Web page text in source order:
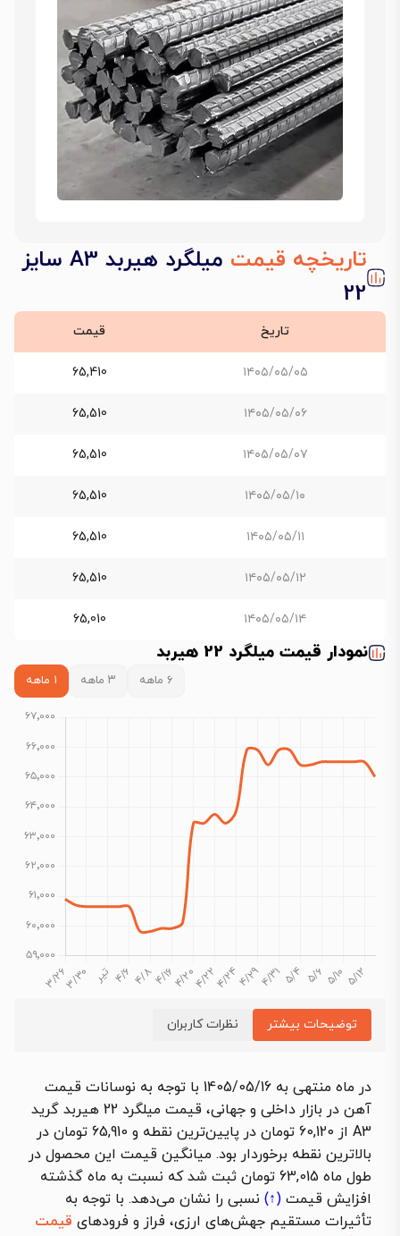
تاریخچه قیمت
میلگرد هیربد A3 سایز
22
تاریخ قیمت
۱۴۰۵/۰۵/۰۵ 65,410
۱۴۰۵/۰۵/۰۶ 65,510
۱۴۰۵/۰۵/۰۷ 65,510
۱۴۰۵/۰۵/۱۰ 65,510
۱۴۰۵/۰۵/۱۱ 65,510
۱۴۰۵/۰۵/۱۲ 65,510
۱۴۰۵/۰۵/۱۴ 65,010
نمودار قیمت میلگرد 22 هیربد
۶ ماهه ۳ ماهه ۱ ماهه
توضیحات بیشتر نظرات کاربران
در ماه منتهی به 1405/05/16 با توجه به نوسانات قیمت
آهن در بازار داخلی و جهانی، قیمت میلگرد 22 هیربد گرید
A3 از 60,120 تومان در پایین‌ترین نقطه و 65,910 تومان در
بالاترین نقطه برخوردار بود. میانگین قیمت این محصول در
طول ماه 63,015 تومان ثبت شد که نسبت به ماه گذشته
افزایش قیمت (↑) نسبی را نشان می‌دهد. با توجه به
تأثیرات مستقیم جهش‌های ارزی، فراز و فرودهای قیمت